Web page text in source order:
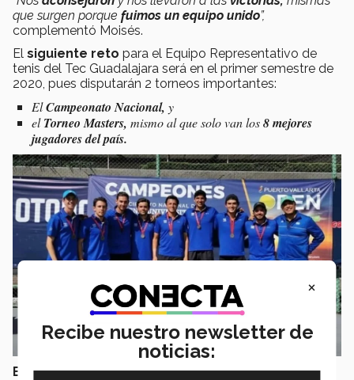
que surgen porque fuimos un equipo unido”,
complementó Moisés.
El siguiente reto para el Equipo Representativo de
tenis del Tec Guadalajara será en el primer semestre de
2020, pues disputarán 2 torneos importantes:
ElCampeonato Nacional, y
elTorneo Masters, mismo al que solo van los8 mejores
jugadores del país.
El equipo está conformado por:
×
Recibe nuestro newsletter de
noticias: